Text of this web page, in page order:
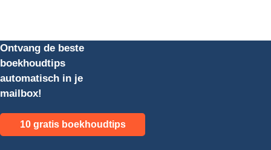
Ontvang de beste
boekhoudtips
automatisch in je
mailbox!
10 gratis boekhoudtips